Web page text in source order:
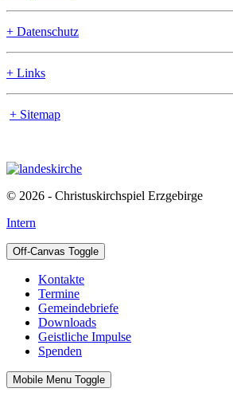
+ Datenschutz
+ Links
+ Sitemap
© 2026 - Christuskirchspiel Erzgebirge
Intern
Off-Canvas Toggle
Kontakte
Termine
Gemeindebriefe
Downloads
Geistliche Impulse
Spenden
Mobile Menu Toggle